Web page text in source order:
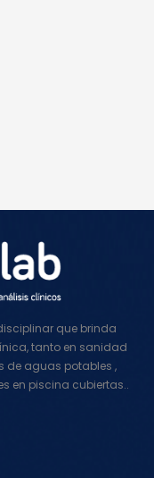
que brinda
tanto en sanidad
de aguas potables ,
en piscina cubiertas..